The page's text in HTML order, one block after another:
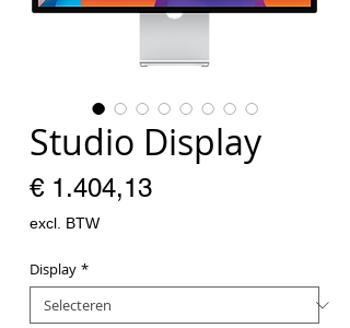
Studio Display
€ 1.404,13Prijs
excl. BTW
Display *